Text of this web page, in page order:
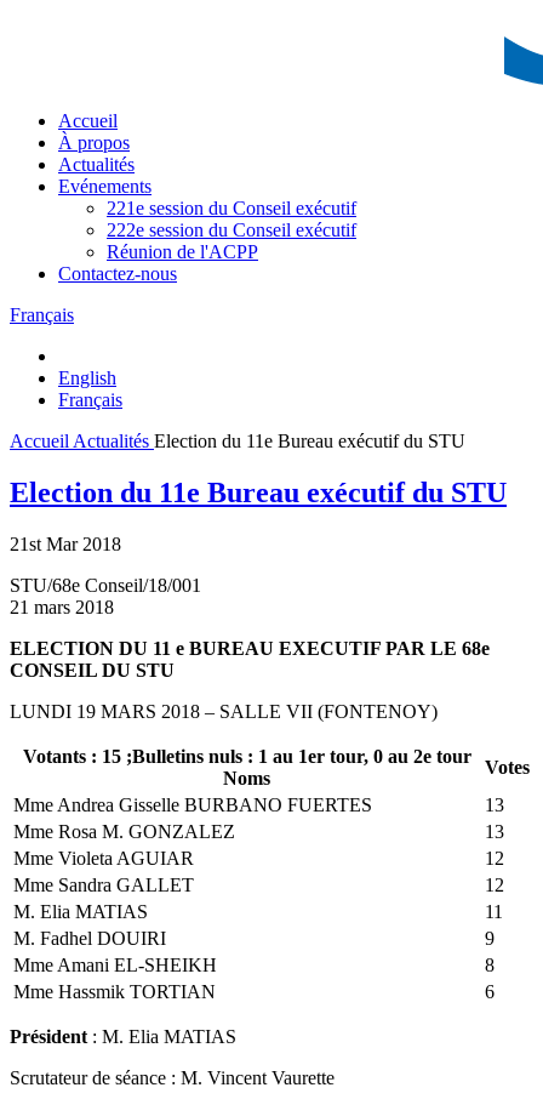
Accueil
À propos
Actualités
Evénements
221e session du Conseil exécutif
222e session du Conseil exécutif
Réunion de l'ACPP
Contactez-nous
Français
English
Français
Accueil Actualités Election du 11e Bureau exécutif du STU
Election du 11e Bureau exécutif du STU
21st Mar 2018
STU/68e Conseil/18/001
21 mars 2018
ELECTION DU 11 e BUREAU EXECUTIF PAR LE 68e
CONSEIL DU STU
LUNDI 19 MARS 2018 – SALLE VII (FONTENOY)
Votants: 15 ;Bulletins nuls: 1 au 1er tour, 0 au 2e tour
Noms
Votes
Mme Andrea Gisselle BURBANO FUERTES
13
Mme Rosa M. GONZALEZ
13
Mme Violeta AGUIAR
12
Mme Sandra GALLET
12
M. Elia MATIAS
11
M. Fadhel DOUIRI
9
Mme Amani EL-SHEIKH
8
Mme Hassmik TORTIAN
6
Président : M. Elia MATIAS
Scrutateur de séance : M. Vincent Vaurette